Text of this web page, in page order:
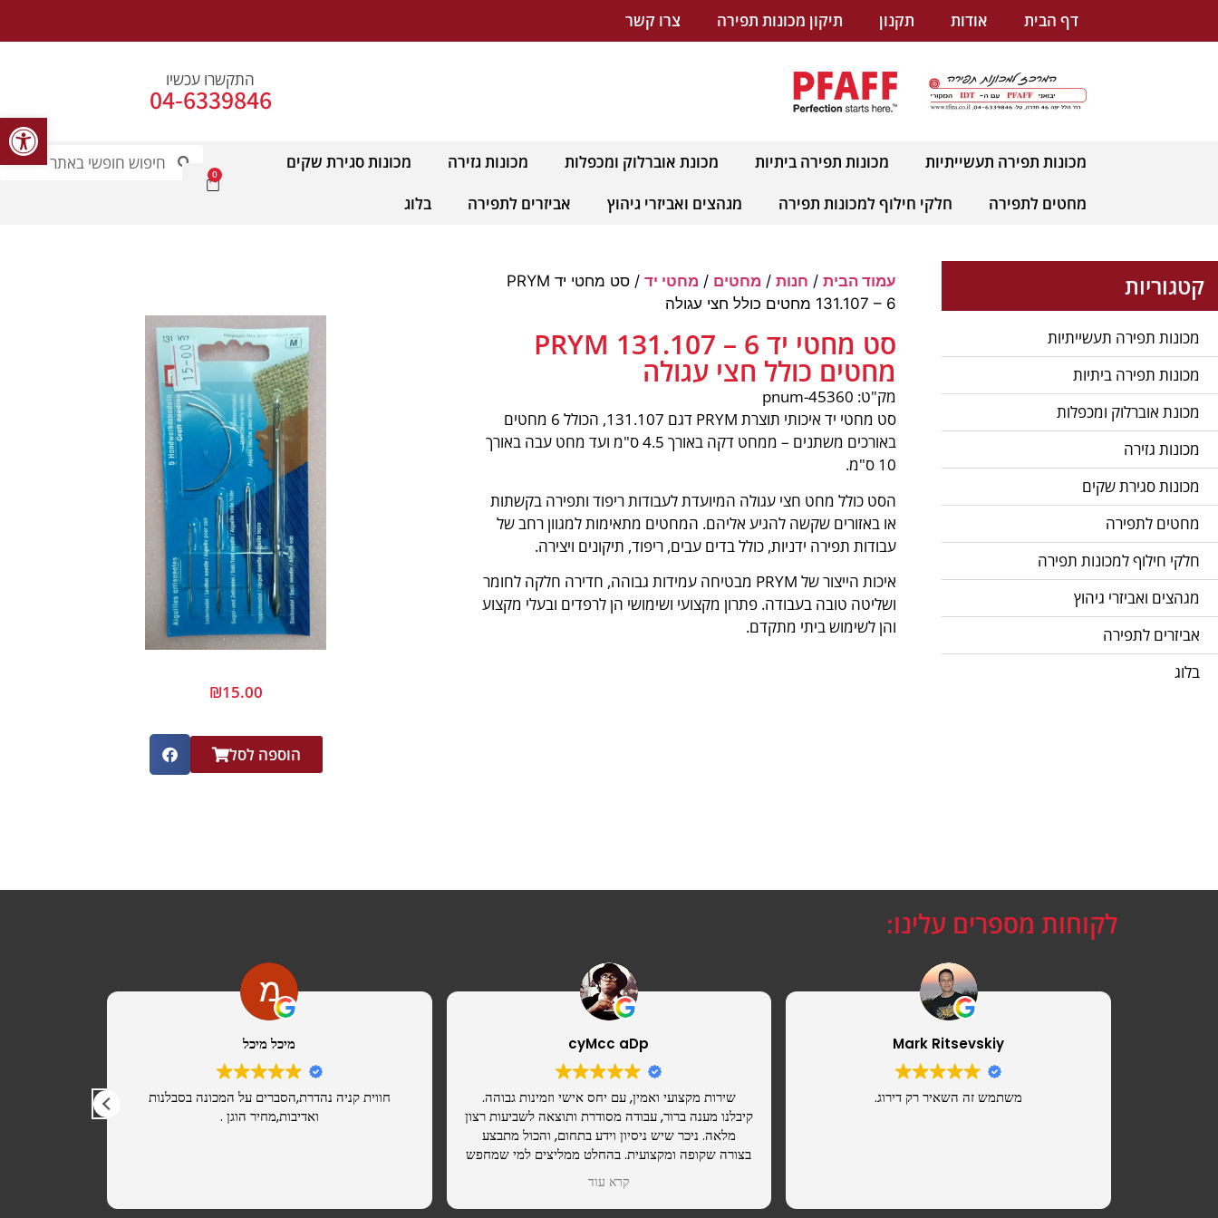
דף הבית אודות תקנון תיקון מכונות תפירה צרו קשר
התקשרו עכשיו
04-6339846
0
מכונות תפירה תעשייתיות מכונות תפירה ביתיות מכונת אוברלוק ומכפלות מכונות גזירה
מכונות סגירת שקים
מחטים לתפירה
חלקי חילוף למכונות תפירה מגהצים ואביזרי גיהוץ אביזרים לתפירה בלוג
קטגוריות
מכונות תפירה תעשייתיות
מכונות תפירה ביתיות
מכונת אוברלוק ומכפלות
מכונות גזירה
מכונות סגירת שקים
מחטים לתפירה
חלקי חילוף למכונות תפירה
מגהצים ואביזרי גיהוץ
אביזרים לתפירה
בלוג
עמוד הבית/ חנות/ מחטים / מחטי יד
/ סט מחטי יד PRYM
131.107 – 6 מחטים כולל חצי עגולה
סט מחטי יד PRYM 131.107 – 6
מחטים כולל חצי עגולה
מק"ט: pnum-45360
סט מחטי יד איכותי תוצרת PRYM דגם 131.107, הכולל 6 מחטים
באורכים משתנים – ממחט דקה באורך 4.5 ס"מ ועד מחט עבה באורך
10 ס"מ.
הסט כולל מחט חצי עגולה המיועדת לעבודות ריפוד ותפירה בקשתות
או באזורים שקשה להגיע אליהם. המחטים מתאימות למגוון רחב של
עבודות תפירה ידניות, כולל בדים עבים, ריפוד, תיקונים ויצירה.
איכות הייצור של PRYM מבטיחה עמידות גבוהה, חדירה חלקה לחומר
ושליטה טובה בעבודה. פתרון מקצועי ושימושי הן לרפדים ובעלי מקצוע
והן לשימוש ביתי מתקדם.
₪15.00
הוספה לסל
לקוחות מספרים עלינו:
מיכל מיכל
חווית קניה נהדרת,הסברים על המכונה בסבלנות
ואדיבות,מחיר הוגן .
cyMcc aDp
שירות מקצועי ואמין, עם יחס אישי וזמינות גבוהה.
קיבלנו מענה ברור, עבודה מסודרת ותוצאה לשביעות רצון
מלאה. ניכר שיש ניסיון וידע בתחום, והכול מתבצע
בצורה שקופה ומקצועית. בהחלט ממליצים למי שמחפש
ספק רציני שאפשר לסמוך עליו.
קרא עוד
Mark Ritsevskiy
משתמש זה השאיר רק דירוג.
פתח